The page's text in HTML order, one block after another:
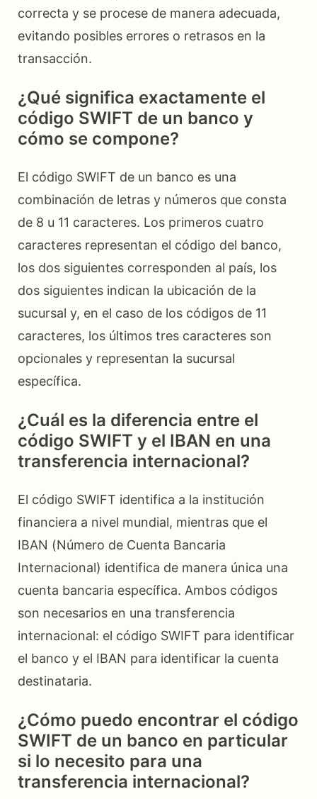
correcta y se procese de manera adecuada,
evitando posibles errores o retrasos en la
transacción.
¿Qué significa exactamente el
código SWIFT de un banco y
cómo se compone?
El código SWIFT de un banco es una
combinación de letras y números que consta
de 8 u 11 caracteres. Los primeros cuatro
caracteres representan el código del banco,
los dos siguientes corresponden al país, los
dos siguientes indican la ubicación de la
sucursal y, en el caso de los códigos de 11
caracteres, los últimos tres caracteres son
opcionales y representan la sucursal
específica.
¿Cuál es la diferencia entre el
código SWIFT y el IBAN en una
transferencia internacional?
El código SWIFT identifica a la institución
financiera a nivel mundial, mientras que el
IBAN (Número de Cuenta Bancaria
Internacional) identifica de manera única una
cuenta bancaria específica. Ambos códigos
son necesarios en una transferencia
internacional: el código SWIFT para identificar
el banco y el IBAN para identificar la cuenta
destinataria.
¿Cómo puedo encontrar el código
SWIFT de un banco en particular
si lo necesito para una
transferencia internacional?